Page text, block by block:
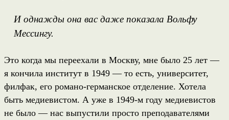
И однажды она вас даже показала Вольфу
Мессингу.
Это когда мы переехали в Москву, мне было 25 лет —
я кончила институт в 1949 — то есть, университет,
филфак, его романо-германское отделение. Хотела
быть медиевистом. А уже в 1949-м году медиевистов
не было — нас выпустили просто преподавателями